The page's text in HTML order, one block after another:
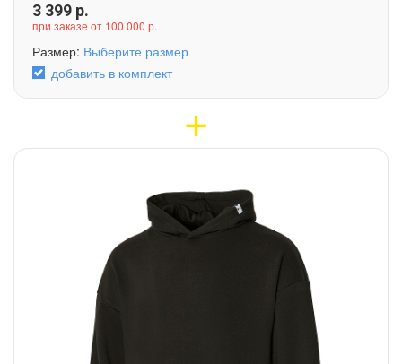
3 399 р.
при заказе от 100 000 р.
Размер: Выберите размер
добавить в комплект